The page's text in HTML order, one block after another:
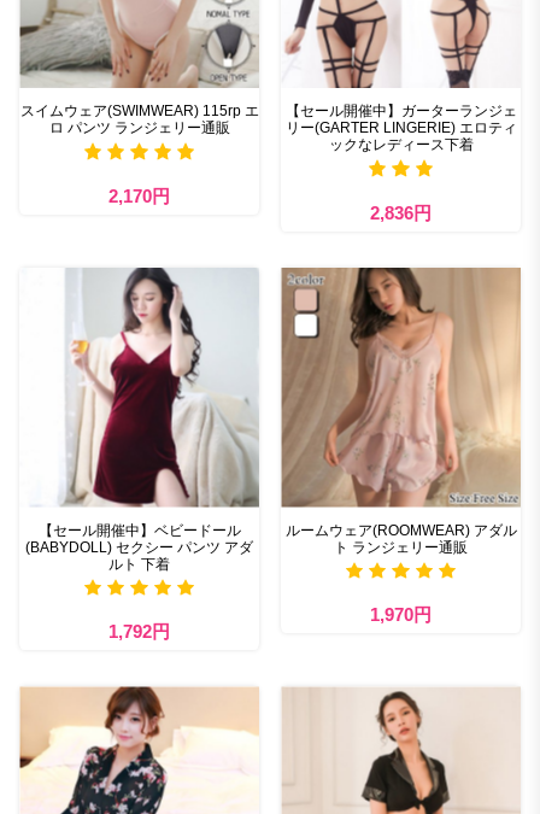
スイムウェア(SWIMWEAR) 115rp エ
ロ パンツ ランジェリー通販
2,170円
【セール開催中】ガーターランジェ
リー(GARTER LINGERIE) エロティ
ックなレディース下着
2,836円
【セール開催中】ベビードール
(BABYDOLL) セクシー パンツ アダ
ルト 下着
1,792円
ルームウェア(ROOMWEAR) アダル
ト ランジェリー通販
1,970円